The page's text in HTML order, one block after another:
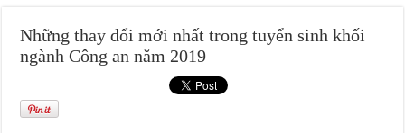
Những thay đổi mới nhất trong tuyển sinh khối
ngành Công an năm 2019